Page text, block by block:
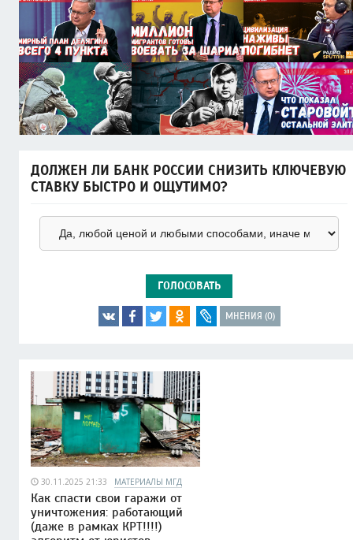
ДОЛЖЕН ЛИ БАНК РОССИИ СНИЗИТЬ КЛЮЧЕВУЮ
СТАВКУ БЫСТРО И ОЩУТИМО?
ГОЛОСОВАТЬ
МНЕНИЯ (0)
30.11.2025 21:33 МАТЕРИАЛЫ МГД
Как спасти свои гаражи от
уничтожения: работающий
(даже в рамках КРТ!!!!)